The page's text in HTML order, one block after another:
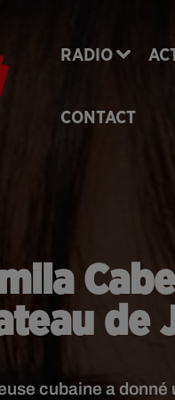
RADIO
CONTACT
de
cubaine a